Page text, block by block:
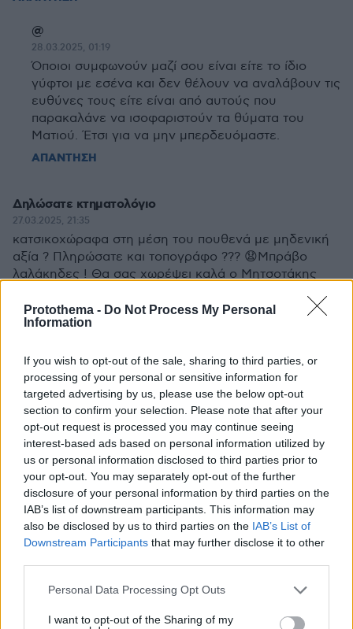
Protothema - Do Not Process My Personal
Information
If you wish to opt-out of the sale, sharing to third parties, or
processing of your personal or sensitive information for
targeted advertising by us, please use the below opt-out
section to confirm your selection. Please note that after your
opt-out request is processed you may continue seeing
interest-based ads based on personal information utilized by
us or personal information disclosed to third parties prior to
your opt-out. You may separately opt-out of the further
disclosure of your personal information by third parties on the
IAB’s list of downstream participants. This information may
also be disclosed by us to third parties on the IAB’s List of
Downstream Participants that may further disclose it to other
Please note that this website/app uses one or more Google
not limited to your visit or usage behaviour. You may click to
Personal Data Processing Opt Outs
I want to opt-out of the Sharing of my
@
28.03.2025, 01:19
Όποιοι συμφωνούν μαζί σου είναι είτε το ίδιο
γύφτοι με εσένα και δεν θέλουν να αναλάβουν τις
ευθύνες τους είτε είναι από αυτούς που
παρακαλάνε να ισοφαριστούν τα θύματα του
Ματιού. Έτσι για να μην μπερδευόμαστε.
ΑΠΑΝΤΗΣΗ
Δηλώσατε κτηματολόγιο
27.03.2025, 21:35
κατσικοχώραφα στη μέση του πουθενά με μηδενική
αξία ? Πληρώσατε και τοπογράφο ??? 😧Μπράβο
λαλάκηδες ! Θα σας χωρέψει καλά ο Μητσοτάκης
περισσότερο !
ΑΠΑΝΤΗΣΗ
@
27.03.2025, 21:42
Ο νομος αφορα και οικοπεδα σε ανυπαρκτα
εγκατελειμενα χωρια να φας προστιμο για ενα
οικοπεδο που δεν αξιζει 1000 ευρω και δεν
πουλιεται κιολας ειμαστε ομηροι των αθλιων που
μας κυβερνουν
ΑΠΑΝΤΗΣΗ
@@
27.03.2025, 22:43
Μητσοτάκης που κάνει τα αυτονόητα.
Φαντάζομαι ότι σου φαίνεται και περίεργο όταν